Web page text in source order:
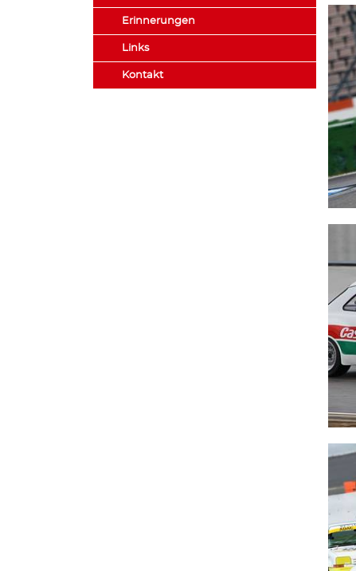
Erinnerungen
Links
Kontakt